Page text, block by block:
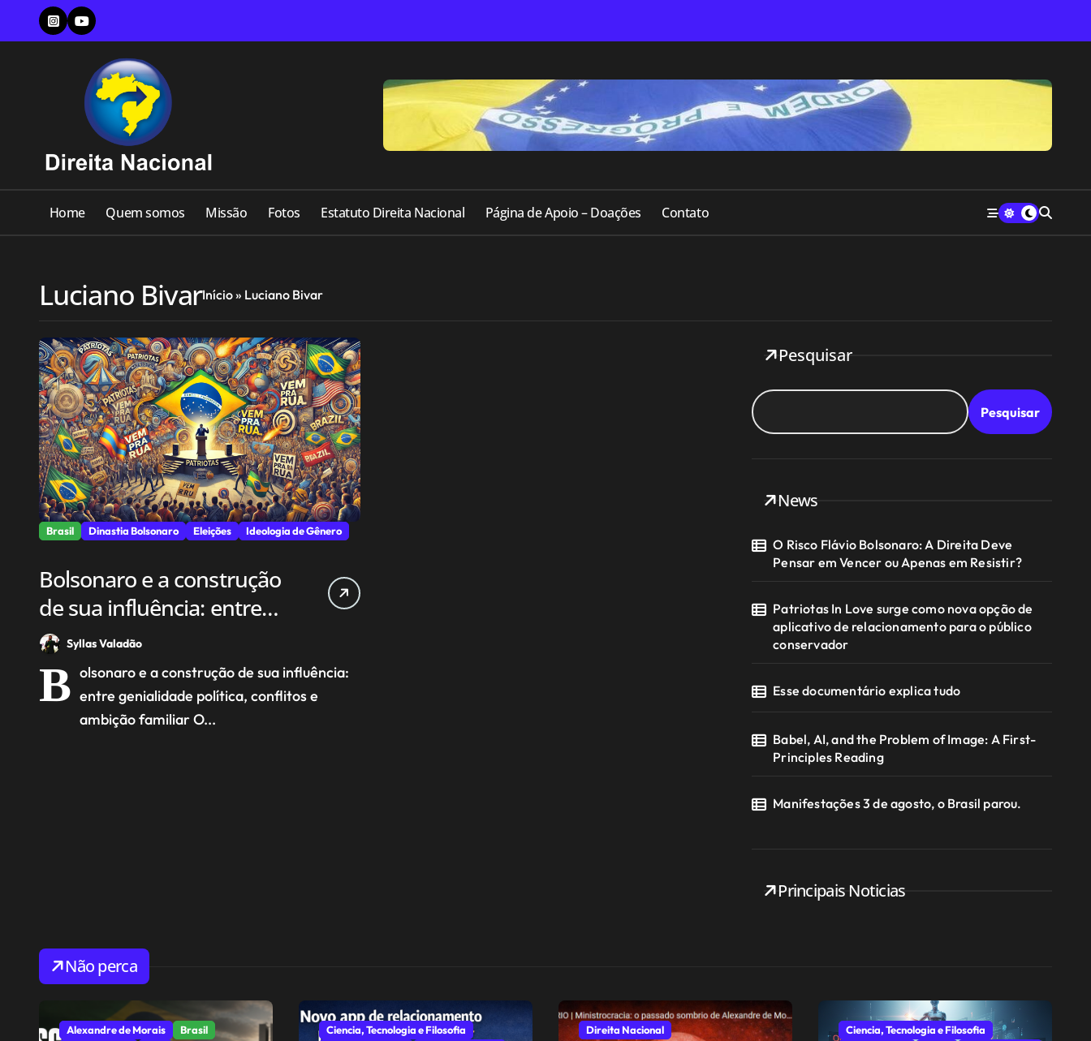
content
Home Quem somos Missão Fotos Estatuto Direita Nacional Página de Apoio – Doações Contato
Luciano BivarInício» Luciano Bivar
Brasil Dinastia Bolsonaro Eleições Ideologia de Gênero
Bolsonaro e a construção
de sua influência: entre
genialidade política,
conflitos e ambição
familiar
Syllas Valadão
B olsonaro e a construção de sua influência:
entre genialidade política, conflitos e
ambição familiar O...
Pesquisar
Pesquisar
News
O Risco Flávio Bolsonaro: A Direita Deve
Pensar em Vencer ou Apenas em Resistir?
Patriotas In Love surge como nova opção de
aplicativo de relacionamento para o público
conservador
Esse documentário explica tudo
Babel, AI, and the Problem of Image: A First-
Principles Reading
Manifestações 3 de agosto, o Brasil parou.
Principais Noticias
Não perca
Alexandre de Morais
Brasil
Ciencia, Tecnologia e Filosofia
Direita Nacional
Ciencia, Tecnologia e Filosofia